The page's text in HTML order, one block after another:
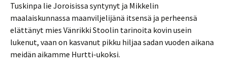
Tuskinpa lie Joroisissa syntynyt ja Mikkelin
maalaiskunnassa maanviljelijänä itsensä ja perheensä
elättänyt mies Vänrikki Stoolin tarinoita kovin usein
lukenut, vaan on kasvanut pikku hiljaa sadan vuoden aikana
meidän aikamme Hurtti-ukoksi.